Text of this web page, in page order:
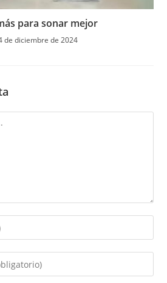
para sonar mejor
de diciembre de 2024